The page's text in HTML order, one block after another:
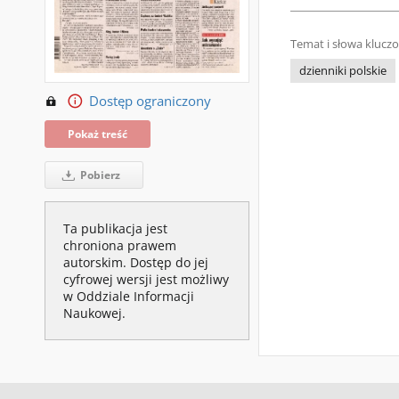
Dostęp ograniczony
Pokaż treść
Pobierz
Ta publikacja jest
chroniona prawem
autorskim. Dostęp do jej
cyfrowej wersji jest możliwy
w Oddziale Informacji
Naukowej.
Temat i słowa
dzienniki polskie